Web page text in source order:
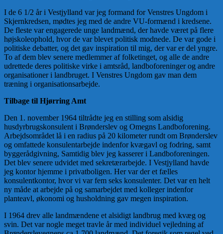
I de 6 1/2 år i Vestjylland var jeg formand for Venstres Ungdom i
Skjernkredsen, mødtes jeg med de andre VU-formænd i kredsene.
De fleste var engagerede unge landmænd, der havde været på flere
højskoleophold, hvor de var blevet politisk modnede. De var gode i
politiske debatter, og det gav inspiration til mig, der var er del yngre.
To af dem blev senere medlemmer af folketinget, og alle de andre
udrettede deres politiske virke i amtsråd, landboforeninger og andre
organisationer i landbruget. I Venstres Ungdom gav man dem
træning i organisationsarbejde.
Tilbage til Hjørring Amt
Den 1. november 1964 tiltrådte jeg en stilling som alsidig
husdyrbrugskonsulent i Brønderslev og Omegns Landboforening.
Arbejdsområdet lå i en radius på 20 kilometer rundt om Brønderslev
og omfattede konsulentarbejde indenfor kvægavl og fodring, samt
byggerådgivning, Samtidig blev jeg kasserer i Landboforeningen.
Det blev senere udvidet med sekretærarbejde. I Vestjylland havde
jeg kontor hjemme i privatboligen. Her var der et fælles
konsulentkontor, hvor vi var fem seks konsulenter. Det var en helt
ny måde at arbejde på og samarbejdet med kolleger indenfor
planteavl, økonomi og husholdning gav megen inspiration.
I 1964 drev alle landmændene et alsidigt landbrug med kvæg og
svin. Det var nogle meget travle år med individuel vejledning af